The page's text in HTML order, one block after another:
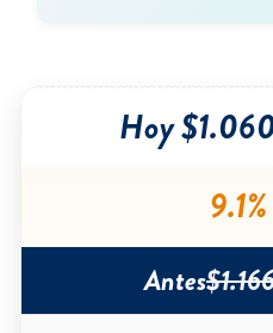
Correo electrónico
Hoy
Antes